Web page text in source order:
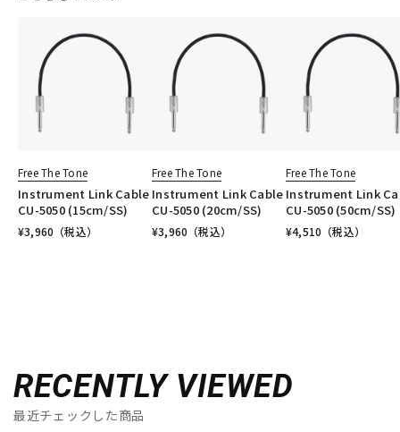
Free The Tone
Instrument Link Cable
CU-5050 (15cm/SS)
¥3,960 （税込）
Free The Tone
Instrument Link Cable
CU-5050 (20cm/SS)
¥3,960 （税込）
Free The Tone
Instrument Link
CU-5050 (50cm/SS)
¥4,510 （税込）
RECENTLY VIEWED
最近チェックした商品